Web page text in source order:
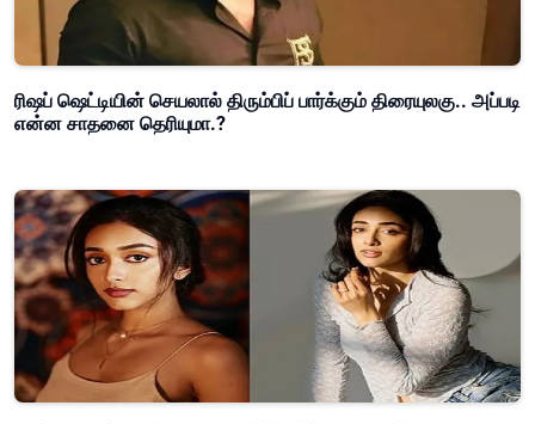
ரிஷப் ஷெட்டியின் செயலால் திரும்பிப் பார்க்கும் திரையுலகு.. அப்படி
என்ன சாதனை தெரியுமா.?